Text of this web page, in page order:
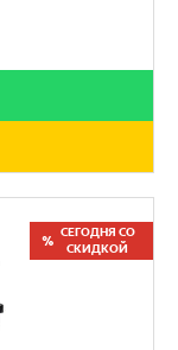
СЕГОДНЯ СО
СКИДКОЙ